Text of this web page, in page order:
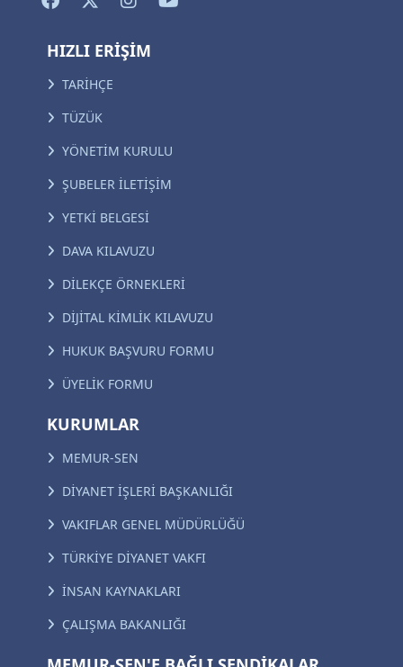
HIZLI ERİŞİM
TARİHÇE
TÜZÜK
YÖNETİM KURULU
ŞUBELER İLETİŞİM
YETKİ BELGESİ
DAVA KILAVUZU
DİLEKÇE ÖRNEKLERİ
DİJİTAL KİMLİK KILAVUZU
HUKUK BAŞVURU FORMU
ÜYELİK FORMU
KURUMLAR
MEMUR-SEN
DİYANET İŞLERİ BAŞKANLIĞI
VAKIFLAR GENEL MÜDÜRLÜĞÜ
TÜRKİYE DİYANET VAKFI
İNSAN KAYNAKLARI
ÇALIŞMA BAKANLIĞI